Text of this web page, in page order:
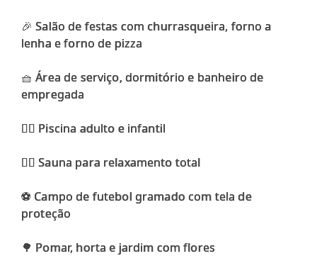
🎉 Salão de festas com churrasqueira, forno a
lenha e forno de pizza
🧺 Área de serviço, dormitório e banheiro de
empregada
🏊‍♂️ Piscina adulto e infantil
🧖‍♀️ Sauna para relaxamento total
⚽ Campo de futebol gramado com tela de
proteção
🌳 Pomar, horta e jardim com flores